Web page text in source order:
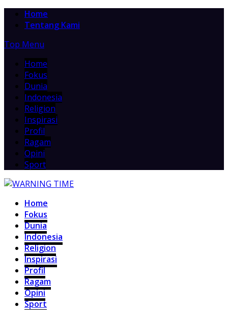
Home
Tentang Kami
Top Menu
Home
Fokus
Dunia
Indonesia
Religion
Inspirasi
Profil
Ragam
Opini
Sport
Home
Fokus
Dunia
Indonesia
Religion
Inspirasi
Profil
Ragam
Opini
Sport